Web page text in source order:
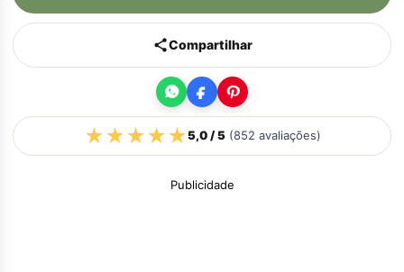
Compartilhar
★★★★★5,0/ 5(852 avaliações)
Publicidade